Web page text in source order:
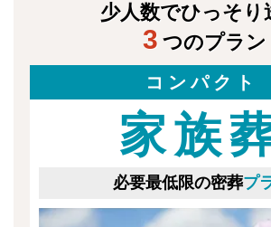
少人数でひっそり
3 つのプラン
コンパクト
家族
必要最低限の密葬プ